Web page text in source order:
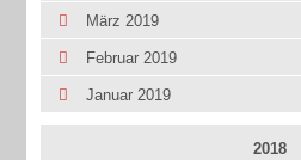
März 2019
Februar 2019
Januar 2019
2018